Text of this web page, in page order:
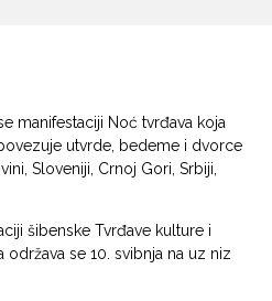
manifestaciji Noć tvrđava koja
utvrde, bedeme i dvorce
Sloveniji, Crnoj Gori, Srbiji,
šibenske Tvrđave kulture i
održava se 10. svibnja na uz niz